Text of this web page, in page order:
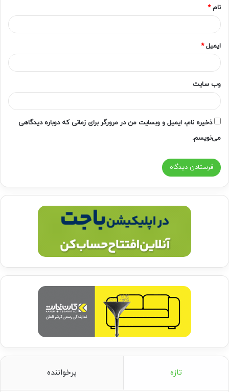
نام*
ایمیل*
وب‌ سایت
ذخیره نام، ایمیل و وبسایت من در مرورگر برای زمانی که دوباره دیدگاهی
می‌نویسم.
تازه پرخواننده